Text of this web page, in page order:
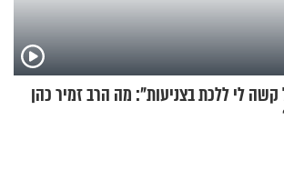
לי ללכת בצניעות": מה הרב זמיר כהן